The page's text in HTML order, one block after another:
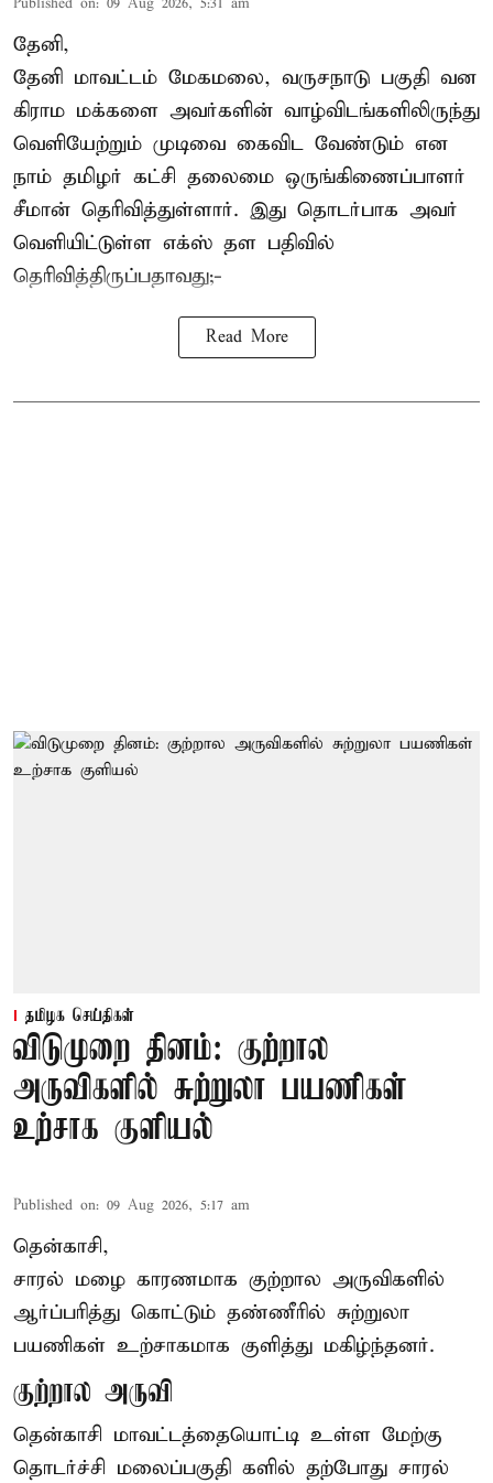
தேனி,
தேனி மாவட்டம் மேகமலை, வருசநாடு பகுதி வன
கிராம மக்களை அவர்களின் வாழ்விடங்களிலிருந்து
வெளியேற்றும் முடிவை கைவிட வேண்டும் என
நாம் தமிழர் கட்சி தலைமை ஒருங்கிணைப்பாளர்
சீமான் தெரிவித்துள்ளார். இது தொடர்பாக அவர்
வெளியிட்டுள்ள எக்ஸ் தள பதிவில்
தெரிவித்திருப்பதாவது;-
Read More
தமிழக செய்திகள்
விடுமுறை தினம்: குற்றால
அருவிகளில் சுற்றுலா பயணிகள்
உற்சாக குளியல்
Published on: 09 Aug 2026, 5:17 am
தென்காசி,
சாரல் மழை காரணமாக குற்றால அருவிகளில்
ஆர்ப்பரித்து கொட்டும் தண்ணீரில் சுற்றுலா
பயணிகள் உற்சாகமாக குளித்து மகிழ்ந்தனர்.
குற்றால அருவி
தென்காசி மாவட்டத்தையொட்டி உள்ள மேற்கு
தொடர்ச்சி மலைப்பகுதி களில் தற்போது சாரல்